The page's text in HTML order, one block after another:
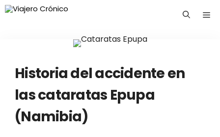
Saltar
Historia del accidente en
las cataratas Epupa
(Namibia)